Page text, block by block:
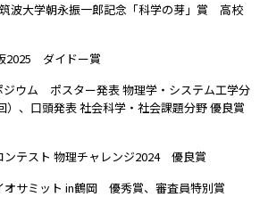
波大学朝永振一郎記念「科学の芽」賞 高校
2025 ダイドー賞
ジウム ポスター発表 物理学・システム工学分
）、口頭発表 社会科学・社会課題分野 優良賞
ンテスト 物理チャレンジ2024 優良賞
オサミット in鶴岡 優秀賞、審査員特別賞